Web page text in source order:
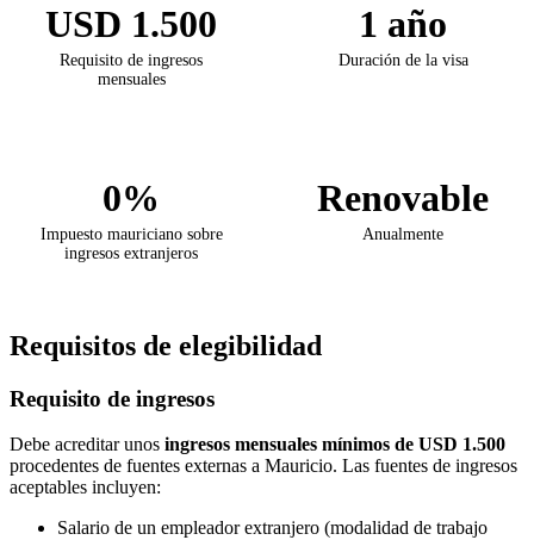
USD 1.500
Requisito de ingresos
mensuales
1 año
Duración de la visa
0%
Impuesto mauriciano sobre
ingresos extranjeros
Renovable
Anualmente
Requisitos de elegibilidad
Requisito de ingresos
Debe acreditar unos ingresos mensuales mínimos de USD 1.500
procedentes de fuentes externas a Mauricio. Las fuentes de ingresos
aceptables incluyen:
Salario de un empleador extranjero (modalidad de trabajo